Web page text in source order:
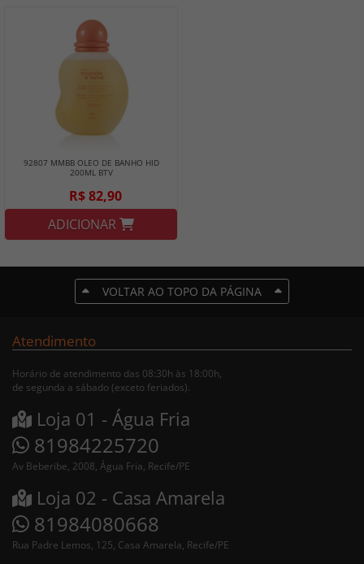
92807 MMBB OLEO DE BANHO HID
200ML BTV
R$ 82,90
ADICIONAR
VOLTAR AO TOPO DA PÁGINA
Atendimento
Horário de atendimento das 08:30h às 18:00h,
de segunda a sábado (exceto feriados).
Loja 01 - Água Fria
81984225720
Av Beberibe, 2008, Água Fria, Recife/PE
Loja 02 - Casa Amarela
81984080668
Rua Padre Lemos, 125, Casa Amarela, Recife/PE